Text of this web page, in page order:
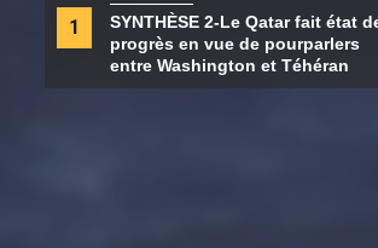
1
SYNTHÈSE 2-Le Qatar fait état
progrès en vue de pourparlers
entre Washington et Téhéran